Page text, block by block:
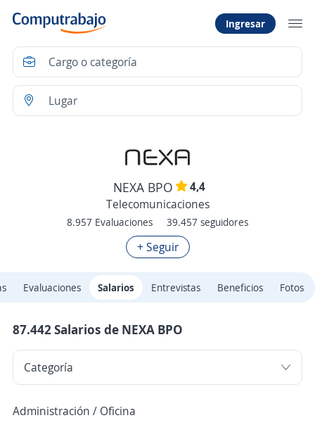
Ingresar
NEXA BPO
4,4
Telecomunicaciones
8.957 Evaluaciones 39.457 seguidores
+ Seguir
Evaluaciones Salarios Entrevistas Beneficios Fotos
87.442 Salarios de NEXA BPO
Administración / Oficina